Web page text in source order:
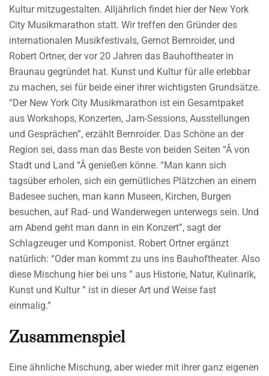
Kultur mitzugestalten. Alljährlich findet hier der New York
City Musikmarathon statt. Wir treffen den Gründer des
internationalen Musikfestivals, Gernot Bernroider, und
Robert Ortner, der vor 20 Jahren das Bauhoftheater in
Braunau gegründet hat. Kunst und Kultur für alle erlebbar
zu machen, sei für beide einer ihrer wichtigsten Grundsätze.
“Der New York City Musikmarathon ist ein Gesamtpaket
aus Workshops, Konzerten, Jam-Sessions, Ausstellungen
und Gesprächen”, erzählt Bernroider. Das Schöne an der
Region sei, dass man das Beste von beiden Seiten “Â von
Stadt und Land “Â genießen könne. “Man kann sich
tagsüber erholen, sich ein gemütliches Plätzchen an einem
Badesee suchen, man kann Museen, Kirchen, Burgen
besuchen, auf Rad- und Wanderwegen unterwegs sein. Und
am Abend geht man dann in ein Konzert”, sagt der
Schlagzeuger und Komponist. Robert Ortner ergänzt
natürlich: “Oder man kommt zu uns ins Bauhoftheater. Also
diese Mischung hier bei uns ” aus Historie, Natur, Kulinarik,
Kunst und Kultur ” ist in dieser Art und Weise fast
einmalig.”
Zusammenspiel
Eine ähnliche Mischung, aber wieder mit ihrer ganz eigenen